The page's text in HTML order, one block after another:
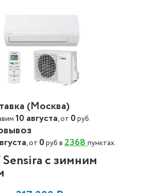
(Москва)
10 августа, от 0руб.
, от 0руб в2368пунктах.
с зимним